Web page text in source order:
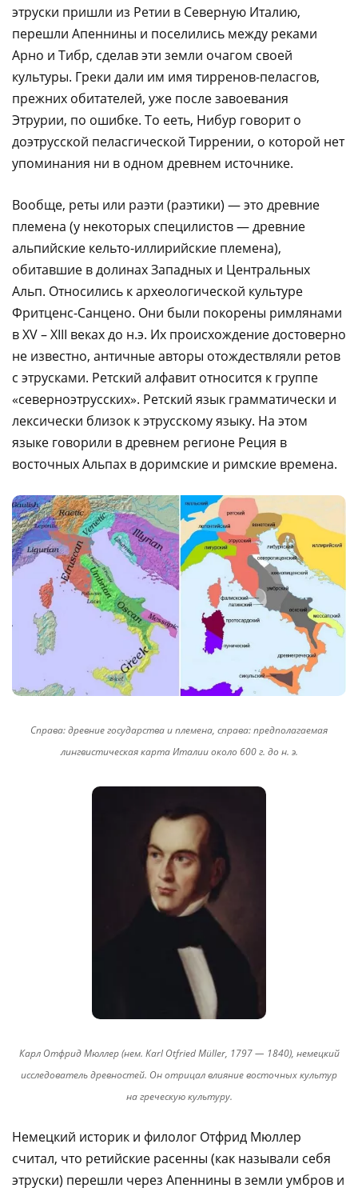
этруски пришли из Ретии в Северную Италию,
перешли Апеннины и поселились между реками
Арно и Тибр, сделав эти земли очагом своей
культуры. Греки дали им имя тирренов-пеласгов,
прежних обитателей, уже после завоевания
Этрурии, по ошибке. То ееть, Нибур говорит о
доэтрусской пеласгической Тиррении, о которой нет
упоминания ни в одном древнем источнике.
Вообще, реты или раэти (раэтики) — это древние
племена (у некоторых специлистов — древние
альпийские кельто-иллирийские племена),
обитавшие в долинах Западных и Центральных
Альп. Относились к археологической культуре
Фритценс-Санцено. Они были покорены римлянами
в XV – XIII веках до н.э. Их происхождение достоверно
не известно, античные авторы отождествляли ретов
с этрусками. Ретский алфавит относится к группе
«северноэтрусских». Ретский язык грамматически и
лексически близок к этрусскому языку. На этом
языке говорили в древнем регионе Реция в
восточных Альпах в доримские и римские времена.
Справа: древние государства и племена, справа: предполагаемая
лингвистическая карта Италии около 600 г. до н. э.
Карл Отфрид Мюллер (нем. Karl Otfried Müller, 1797 — 1840), немецкий
исследователь древностей. Он отрицал влияние восточных культур
на греческую культуру.
Немецкий историк и филолог Отфрид Мюллер
считал, что ретийские расенны (как называли себя
этруски) перешли через Апеннины в земли умбров и